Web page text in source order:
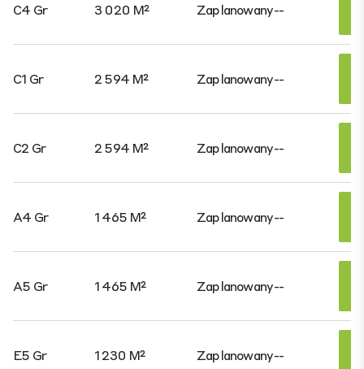
C4 Gr 3 020 M² Zaplanowany--
C1 Gr 2 594 M² Zaplanowany--
C2 Gr 2 594 M² Zaplanowany--
A4 Gr 1 465 M² Zaplanowany--
A5 Gr 1 465 M² Zaplanowany--
E5 Gr 1 230 M² Zaplanowany--